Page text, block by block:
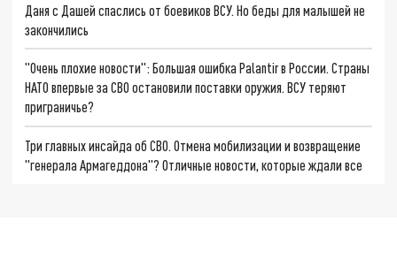
Даня с Дашей спаслись от боевиков ВСУ. Но беды для малышей не
закончились
"Очень плохие новости": Большая ошибка Palantir в России. Страны
НАТО впервые за СВО остановили поставки оружия. ВСУ теряют
приграничье?
Три главных инсайда об СВО. Отмена мобилизации и возвращение
"генерала Армагеддона"? Отличные новости, которые ждали все